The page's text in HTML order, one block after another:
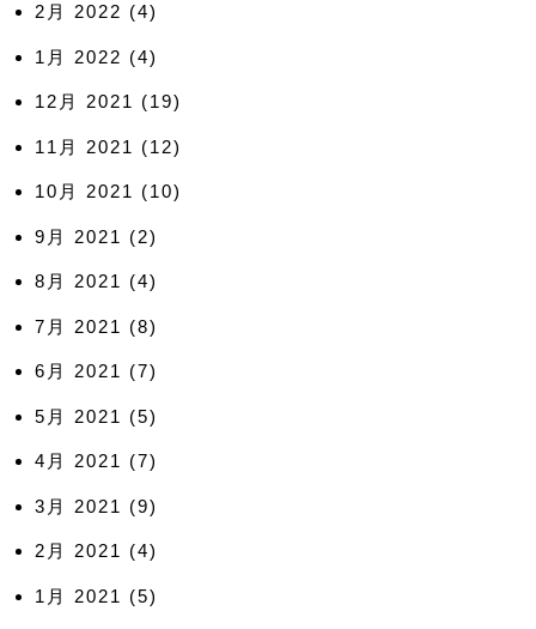
2月 2022 (4)
1月 2022 (4)
12月 2021 (19)
11月 2021 (12)
10月 2021 (10)
9月 2021 (2)
8月 2021 (4)
7月 2021 (8)
6月 2021 (7)
5月 2021 (5)
4月 2021 (7)
3月 2021 (9)
2月 2021 (4)
1月 2021 (5)